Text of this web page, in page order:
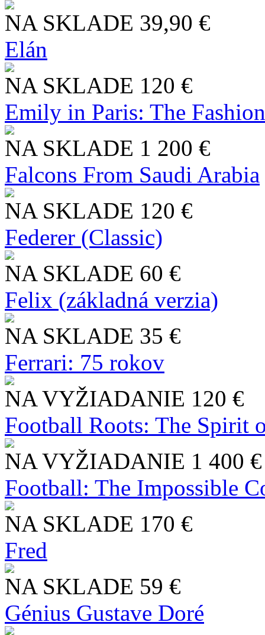
NA SKLADE 39,90 €
Elán
NA SKLADE 120 €
Emily in Paris: The
NA SKLADE 1 200 €
Falcons From Saudi Arabia
NA SKLADE 120 €
Federer (Classic)
NA SKLADE 60 €
Felix (základná verzia)
NA SKLADE 35 €
Ferrari: 75 rokov
NA VYŽIADANIE 120 €
Football Roots: The Spirit
NA VYŽIADANIE 1 400 €
Football: The Impossible
NA SKLADE 170 €
Fred
NA SKLADE 59 €
Génius Gustave Doré